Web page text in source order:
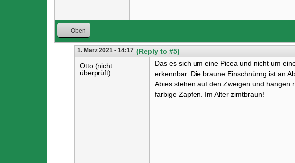
Oben
1. März 2021 - 14:17 (Reply to #5)
Otto (nicht
überprüft)
Das es sich um eine Picea und nicht um
erkennbar. Die braune Einschnürng ist an
Abies stehen auf den Zweigen und hängen
farbige Zapfen. Im Alter zimtbraun!